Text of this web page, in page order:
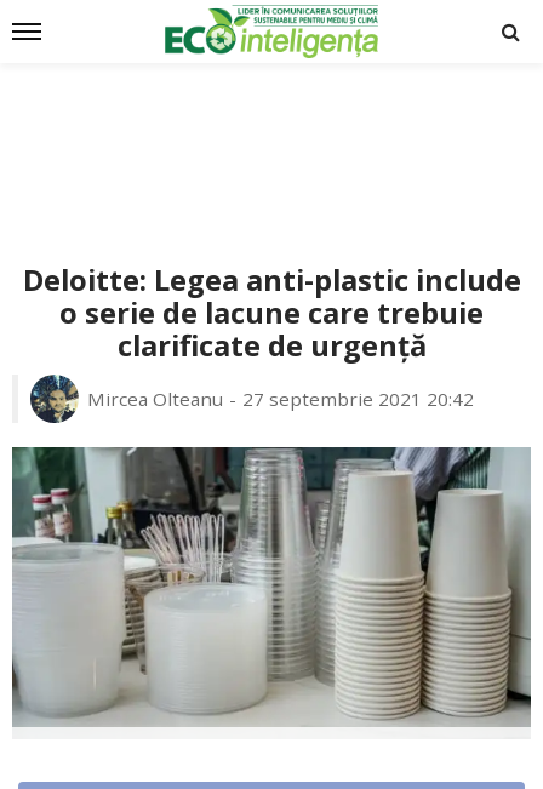
Deloitte: Legea anti-plastic include
o serie de lacune care trebuie
clarificate de urgență
Mircea Olteanu 27 septembrie 2021 20:42